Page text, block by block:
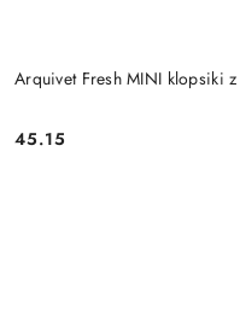
Arquivet Fresh MINI klopsiki
Cena:
45.15